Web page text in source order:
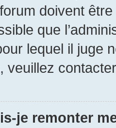
doivent
que
lequel il juge
veuillez
je remonter